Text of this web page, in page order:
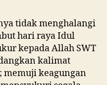
tidak menghalangi
hari raya Idul
kepada Allah SWT
kalimat
keagungan